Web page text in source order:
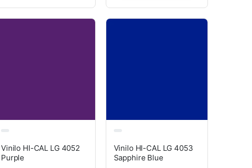
Vinilo HI-CAL LG 4052
Purple
Vinilo HI-CAL LG 4053
Sapphire Blue